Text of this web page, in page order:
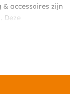
& accessoires zijn
Deze
humor toe